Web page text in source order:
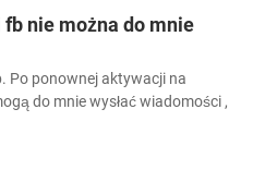
nie można do mnie
Po ponownej aktywacji na
do mnie wysłać wiadomości ,